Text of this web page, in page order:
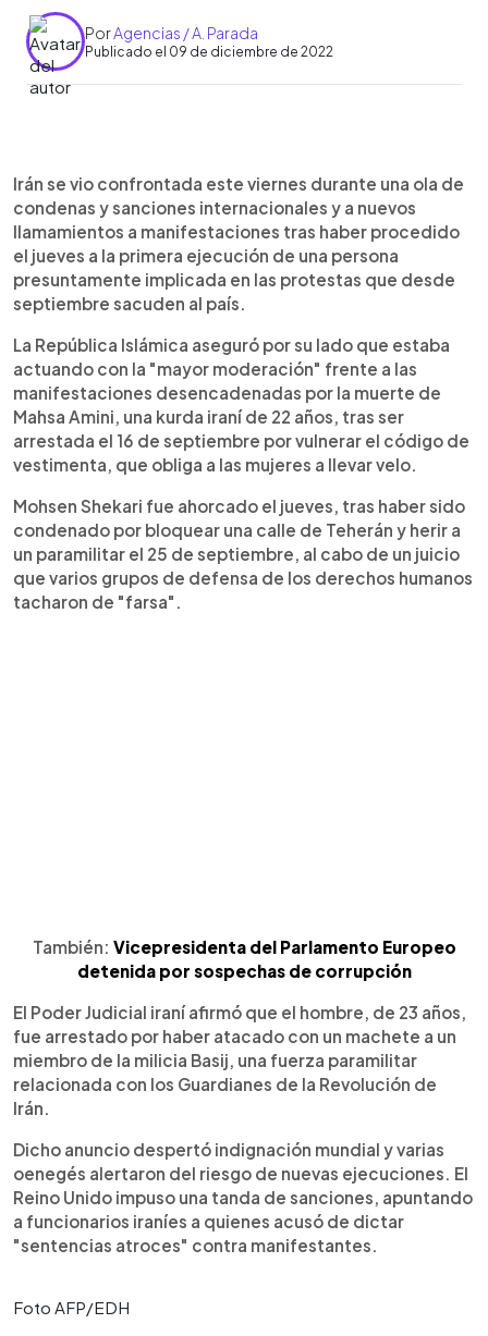
PorAgencias / A. Parada
Publicado el 09 de diciembre de 2022
► Escuchar artículo
Irán se vio confrontada este viernes durante una ola de
condenas y sanciones internacionales y a nuevos
llamamientos a manifestaciones tras haber procedido
el jueves a la primera ejecución de una persona
presuntamente implicada en las protestas que desde
septiembre sacuden al país.
La República Islámica aseguró por su lado que estaba
actuando con la "mayor moderación" frente a las
manifestaciones desencadenadas por la muerte de
Mahsa Amini, una kurda iraní de 22 años, tras ser
arrestada el 16 de septiembre por vulnerar el código de
vestimenta, que obliga a las mujeres a llevar velo.
Mohsen Shekari fue ahorcado el jueves, tras haber sido
condenado por bloquear una calle de Teherán y herir a
un paramilitar el 25 de septiembre, al cabo de un juicio
que varios grupos de defensa de los derechos humanos
tacharon de "farsa".
También: Vicepresidenta del Parlamento Europeo
detenida por sospechas de corrupción
El Poder Judicial iraní afirmó que el hombre, de 23 años,
fue arrestado por haber atacado con un machete a un
miembro de la milicia Basij, una fuerza paramilitar
relacionada con los Guardianes de la Revolución de
Irán.
Dicho anuncio despertó indignación mundial y varias
oenegés alertaron del riesgo de nuevas ejecuciones. El
Reino Unido impuso una tanda de sanciones, apuntando
a funcionarios iraníes a quienes acusó de dictar
"sentencias atroces" contra manifestantes.
Foto AFP/EDH